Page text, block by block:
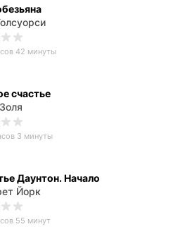
42 минуты
счастье
3 минуты
Даунтон. Начало
Йорк
55 минут